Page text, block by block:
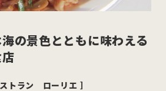
寿司
ハンバーガー
の景色とともに味わえる
ストラン ローリエ ］